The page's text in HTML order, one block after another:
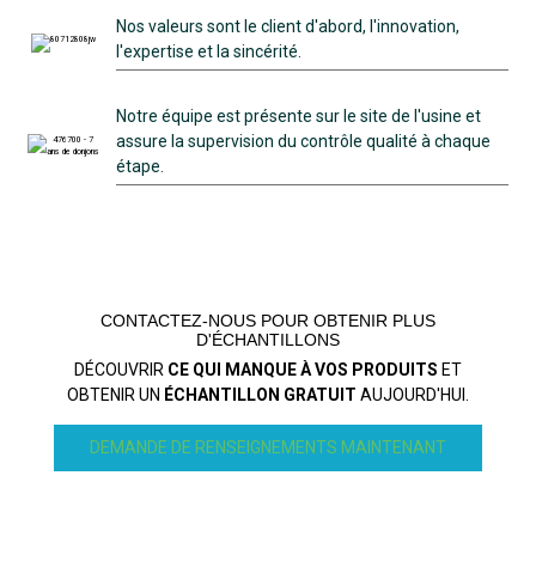
Nos valeurs sont le client d'abord, l'innovation,
l'expertise et la sincérité.
Notre équipe est présente sur le site de l'usine et
assure la supervision du contrôle qualité à chaque
étape.
CONTACTEZ-NOUS POUR OBTENIR PLUS
D'ÉCHANTILLONS
DÉCOUVRIR CE QUI MANQUE À VOS PRODUITS ET
OBTENIR UN ÉCHANTILLON GRATUIT AUJOURD'HUI.
DEMANDE DE RENSEIGNEMENTS MAINTENANT